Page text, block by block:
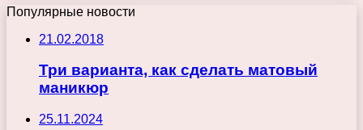
Популярные новости
21.02.2018
Три варианта, как сделать матовый
маникюр
25.11.2024